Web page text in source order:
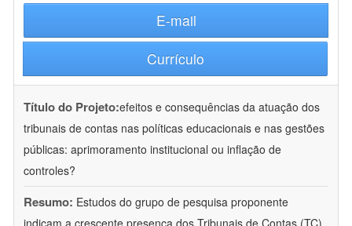
E-mail
Currículo
Título do Projeto:efeitos e consequências da atuação dos
tribunais de contas nas políticas educacionais e nas gestões
públicas: aprimoramento institucional ou inflação de
controles?
Resumo: Estudos do grupo de pesquisa proponente